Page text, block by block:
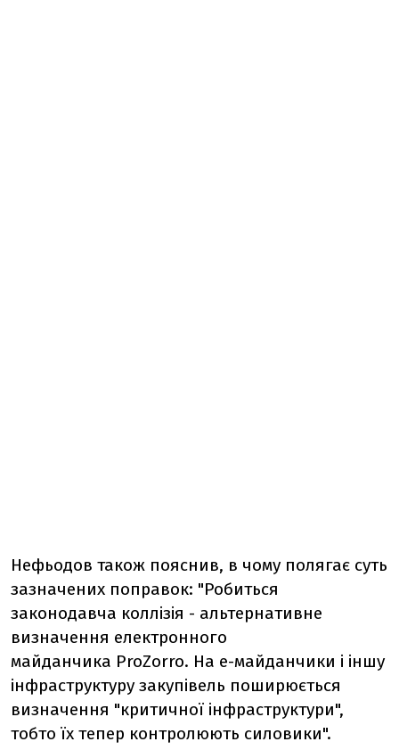
Нефьодов також пояснив, в чому полягає суть
зазначених поправок: "Робиться
законодавча коллізія - альтернативне
визначення електронного
майданчика ProZorro. На е-майданчики і іншу
інфраструктуру закупівель поширюється
визначення "критичної інфраструктури",
тобто їх тепер контролюють силовики".